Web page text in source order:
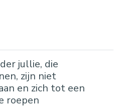
jullie, die
zijn niet
en zich tot een
roepen